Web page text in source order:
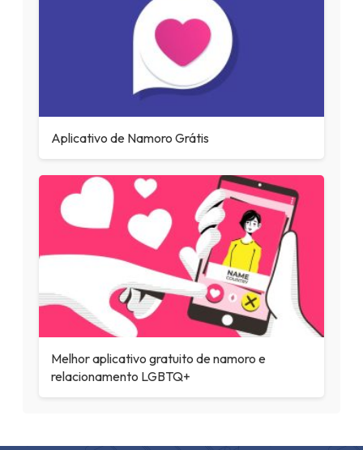
Aplicativo de Namoro Grátis
Melhor aplicativo gratuito de namoro e
relacionamento LGBTQ+